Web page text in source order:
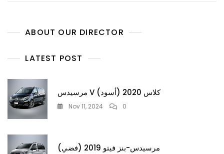
ABOUT OUR DIRECTOR
LATEST POST
مرسيدس V كلاس 2020 (أسود)
Nov 11, 2024 0
مرسيدس-بنز فيتو 2019 (فضي)